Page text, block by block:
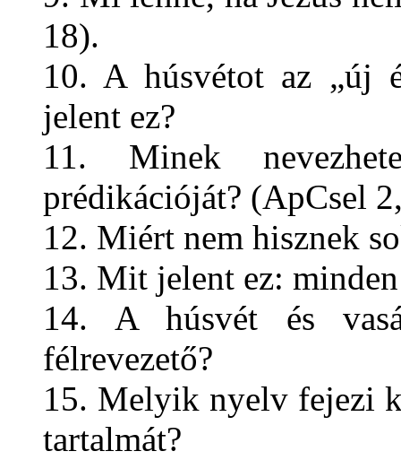
18).
10. A húsvétot az „új
jelent ez?
11. Minek
prédikációját? (ApCsel
12. Miért nem hisznek
13. Mit jelent ez:
14. A húsvét és
félrevezető?
15. Melyik nyelv fejezi
tartalmát?